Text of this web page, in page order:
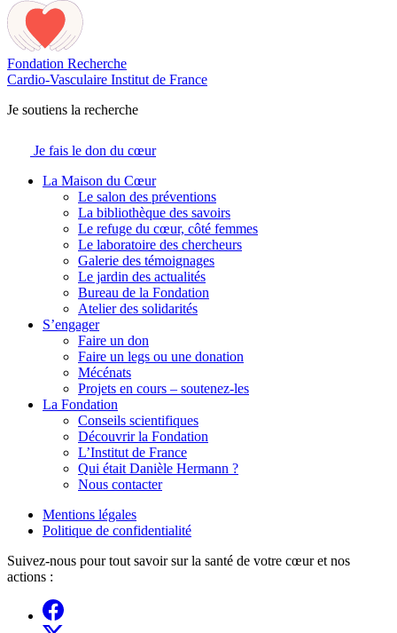
Fondation Recherche
Cardio-Vasculaire Institut de France
Je soutiens la recherche
Je fais le don du cœur
La Maison du Cœur
Le salon des préventions
La bibliothèque des savoirs
Le refuge du cœur, côté femmes
Le laboratoire des chercheurs
Galerie des témoignages
Le jardin des actualités
Bureau de la Fondation
Atelier des solidarités
S’engager
Faire un don
Faire un legs ou une donation
Mécénats
Projets en cours – soutenez-les
La Fondation
Conseils scientifiques
Découvrir la Fondation
L’Institut de France
Qui était Danièle Hermann ?
Nous contacter
Mentions légales
Politique de confidentialité
Suivez-nous pour tout savoir sur la santé de votre cœur et nos
actions :